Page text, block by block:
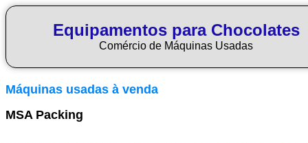
Equipamentos para Chocolates
Comércio de Máquinas Usadas
Máquinas usadas à venda
MSA Packing